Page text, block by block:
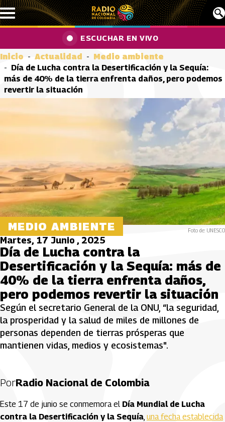
Pasar al contenido principal
ESCUCHAR EN VIVO
Inicio Actualidad
Medio ambiente
Día de Lucha contra la Desertificación y la Sequía:
más de 40% de la tierra enfrenta daños, pero podemos
revertir la situación
MEDIO AMBIENTE Foto de: UNESCO
Martes, 17 Junio , 2025
Día de Lucha contra la
Desertificación y la Sequía: más de
40% de la tierra enfrenta daños,
pero podemos revertir la situación
Según el secretario General de la ONU, “la seguridad,
la prosperidad y la salud de miles de millones de
personas dependen de tierras prósperas que
mantienen vidas, medios y ecosistemas".
PorRadio Nacional de Colombia
Este 17 de junio se conmemora el Día Mundial de Lucha
contra la Desertificación y la Sequía, una fecha establecida